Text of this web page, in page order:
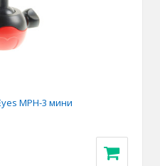
MPH-3 мини